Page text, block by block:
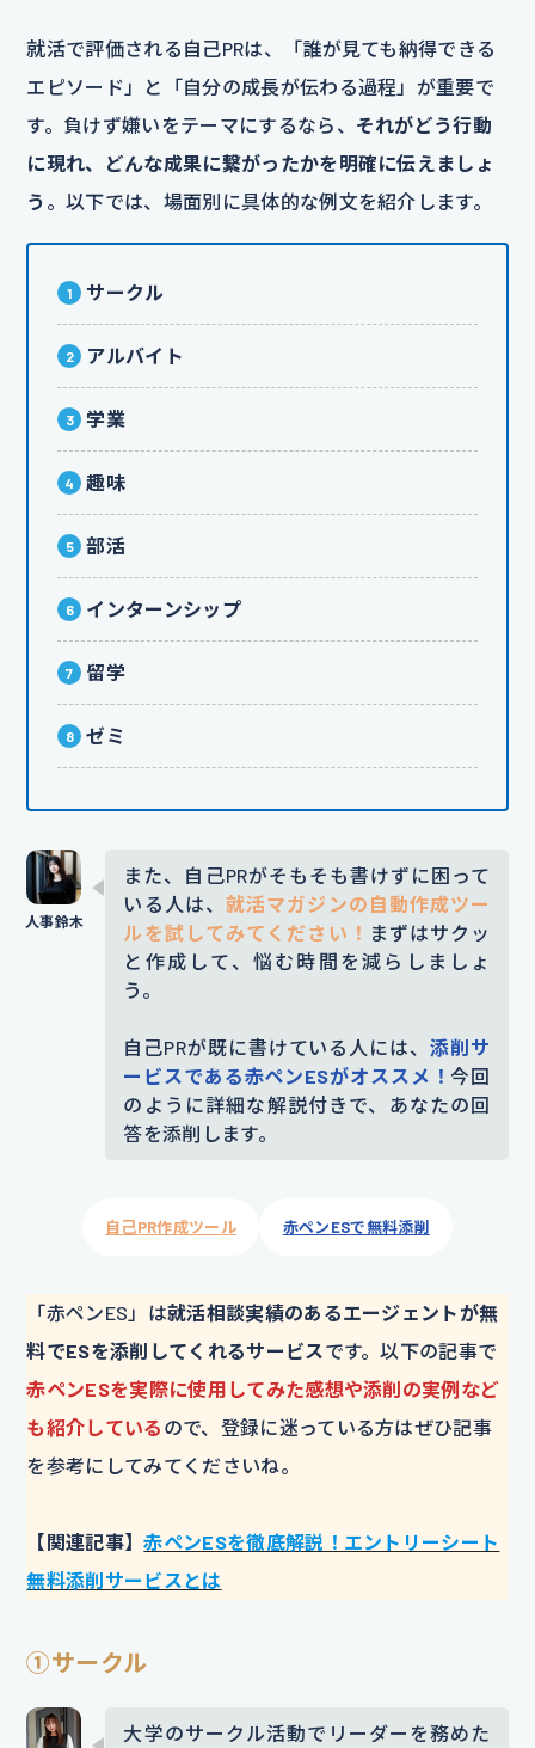
就活で評価される自己PRは、「誰が見ても納得できる
エピソード」と「自分の成長が伝わる過程」が重要で
す。負けず嫌いをテーマにするなら、 それがどう行動
に現れ、どんな成果に繋がったかを明確に伝えましょ
う 。以下では、場面別に具体的な例文を紹介します。
サークル
アルバイト
学業
趣味
部活
インターンシップ
留学
ゼミ
また、自己PRがそもそも書けずに困って
いる人は、 就活マガジンの自動作成ツー
ルを試してみてください！ まずはサクッ
と作成して、悩む時間を減らしましょ
う。
自己PRが既に書けている人には、添削サ
ービスである赤ペンESがオススメ！今回
のように詳細な解説付きで、あなたの回
答を添削します。
自己PR作成ツール 赤ペンESで無料添削
「赤ペンES」は就活相談実績のあるエージェントが無
料でESを添削してくれるサービス です。以下の記事で
赤ペンESを実際に使用してみた感想や添削の実例など
も紹介している ので、登録に迷っている方はぜひ記事
を参考にしてみてくださいね。
【関連記事】赤ペンESを徹底解説！エントリーシート
無料添削サービスとは
①サークル
大学のサークル活動でリーダーを務めた